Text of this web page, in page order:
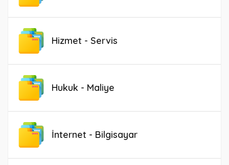
Hizmet - Servis
Hukuk - Maliye
İnternet - Bilgisayar